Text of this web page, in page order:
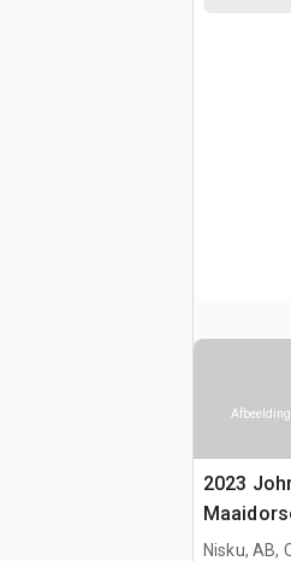
2023
Nisku, AB,